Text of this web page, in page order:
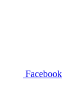
Facebook